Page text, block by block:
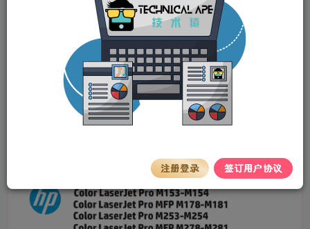
惠普Color Laserjet Pro M153 M154 M178
M181 M253 M254 M278 M281中英文维修手
册+故障排除手册
stalker
2年前更新
关注
0
机型
注册登录 签订用户协议